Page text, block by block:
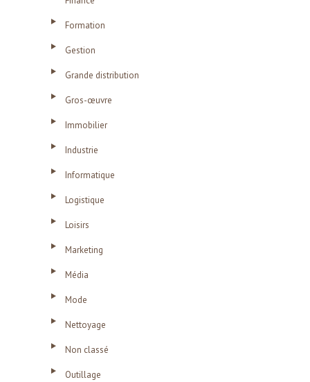
Formation
Gestion
Grande distribution
Gros-œuvre
Immobilier
Industrie
Informatique
Logistique
Loisirs
Marketing
Média
Mode
Nettoyage
Non classé
Outillage